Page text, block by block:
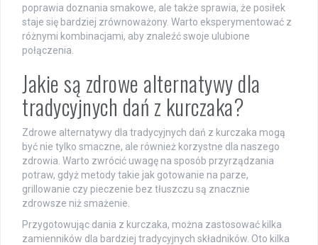
poprawia doznania smakowe, ale także sprawia, że posiłek
staje się bardziej zrównoważony. Warto eksperymentować z
różnymi kombinacjami, aby znaleźć swoje ulubione
połączenia.
Jakie są zdrowe alternatywy dla
tradycyjnych dań z kurczaka?
Zdrowe alternatywy dla tradycyjnych dań z kurczaka mogą
być nie tylko smaczne, ale również korzystne dla naszego
zdrowia. Warto zwrócić uwagę na sposób przyrządzania
potraw, gdyż metody takie jak gotowanie na parze,
grillowanie czy pieczenie bez tłuszczu są znacznie
zdrowsze niż smażenie.
Przygotowując dania z kurczaka, można zastosować kilka
zamienników dla bardziej tradycyjnych składników. Oto kilka